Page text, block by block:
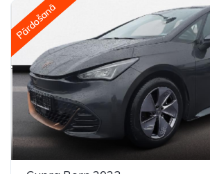
Pārdošanā